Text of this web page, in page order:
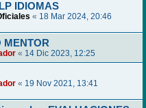
IDIOMAS
« 18 Mar 2024, 20:46
MENTOR
« 14 Dic 2023, 12:25
« 19 Nov 2021, 13:41